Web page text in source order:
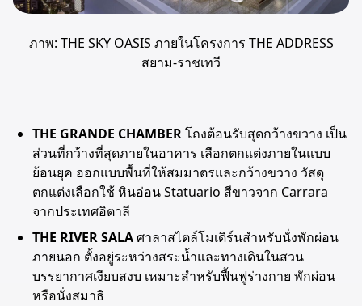
ภาพ: THE SKY OASIS ภายในโครงการ THE ADDRESS
สยาม-ราชเทวี
THE GRANDE CHAMBERโถงต้อนรับสุดกว้างขวาง เป็น
ส่วนที่กว้างที่สุดภายในอาคาร เลือกตกแต่งภายในแบบ
ย้อนยุค ออกแบบพื้นที่ให้สมมาตรและกว้างขวาง วัสดุ
ตกแต่งเลือกใช้ หินอ่อน Statuario สีขาวจาก Carrara
จากประเทศอิตาลี
THE RIVER SALAศาลาสไตล์โมเดิร์นสำหรับนั่งพักผ่อน
ภายนอก ตั้งอยู่ระหว่างสระน้ำและทางเดินในสวน
บรรยากาศเงียบสงบ เหมาะสำหรับฟื้นฟูร่างกาย พักผ่อน
หรือนั่งสมาธิ